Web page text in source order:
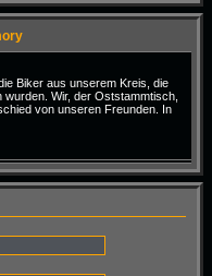
Biker aus unserem Kreis, die
Wir, der Oststammtisch,
von unseren Freunden. In